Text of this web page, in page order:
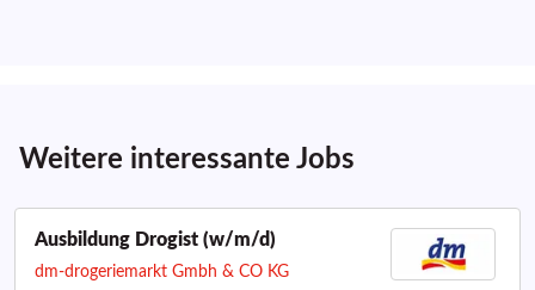
Weitere interessante Jobs
Ausbildung Drogist (w/m/d)
dm-drogeriemarkt Gmbh & CO KG